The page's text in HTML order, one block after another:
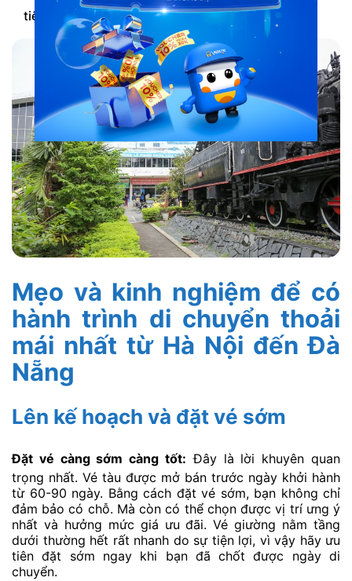
tiện nghi hơn.
Mẹo và kinh nghiệm để có
hành trình di chuyển thoải
mái nhất từ Hà Nội đến Đà
Nẵng
Lên kế hoạch và đặt vé sớm
Đặt vé càng sớm càng tốt: Đây là lời khuyên quan
trọng nhất. Vé tàu được mở bán trước ngày khởi hành
từ 60-90 ngày. Bằng cách đặt vé sớm, bạn không chỉ
đảm bảo có chỗ. Mà còn có thể chọn được vị trí ưng ý
nhất và hưởng mức giá ưu đãi. Vé giường nằm tầng
dưới thường hết rất nhanh do sự tiện lợi, vì vậy hãy ưu
tiên đặt sớm ngay khi bạn đã chốt được ngày di
chuyển.